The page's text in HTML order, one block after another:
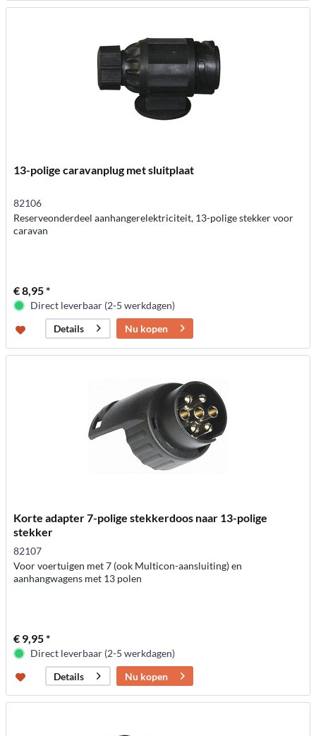
13-polige caravanplug met sluitplaat
82106
Reserveonderdeel aanhangerelektriciteit, 13-polige stekker voor
caravan
€ 8,95 *
Direct leverbaar (2-5 werkdagen)
Details
Nu kopen
Korte adapter 7-polige stekkerdoos naar 13-polige
stekker
82107
Voor voertuigen met 7 (ook Multicon-aansluiting) en
aanhangwagens met 13 polen
€ 9,95 *
Direct leverbaar (2-5 werkdagen)
Details
Nu kopen